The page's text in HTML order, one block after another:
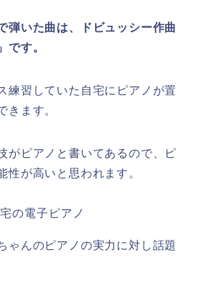
弾いた曲は、ドビュッシー作曲
です。
練習していた自宅にピアノが置
きます。
がピアノと書いてあるので、ピ
性が高いと思われます。
ゃんのピアノの実力に対し話題